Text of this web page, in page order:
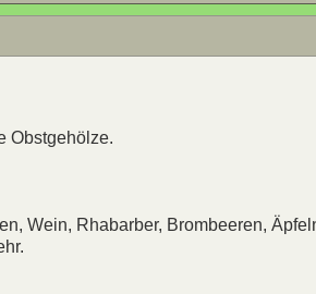
Obstgehölze.
Wein, Rhabarber, Brombeeren,